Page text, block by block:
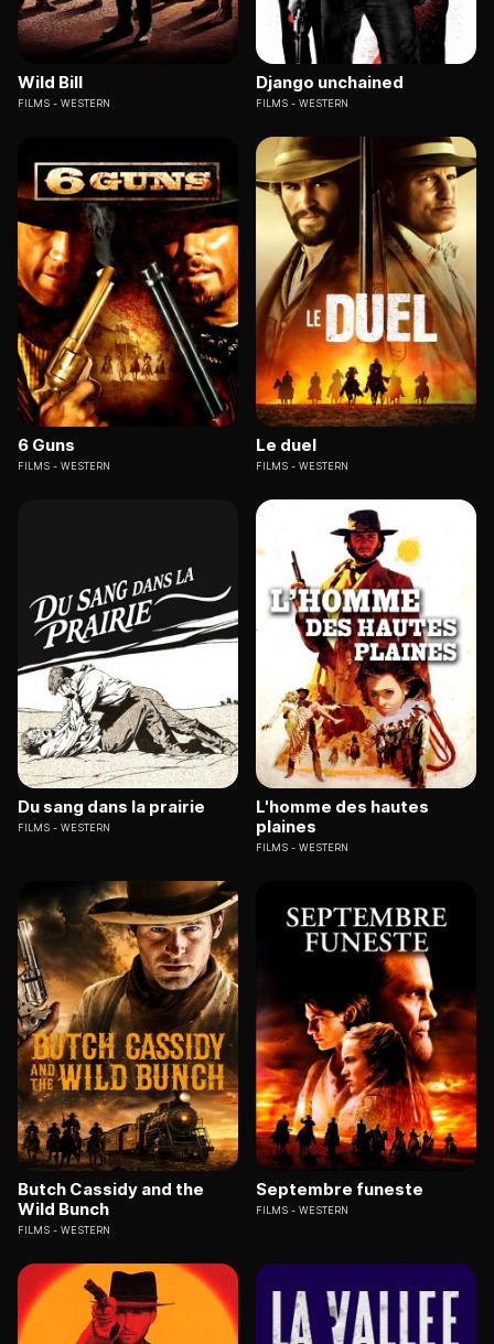
Wild Bill
FILMS WESTERN
Django unchained
FILMS WESTERN
6 Guns
FILMS WESTERN
Le duel
FILMS WESTERN
Du sang dans la prairie
FILMS WESTERN
L'homme des hautes
plaines
FILMS WESTERN
Butch Cassidy and the
Wild Bunch
FILMS WESTERN
Septembre funeste
FILMS WESTERN